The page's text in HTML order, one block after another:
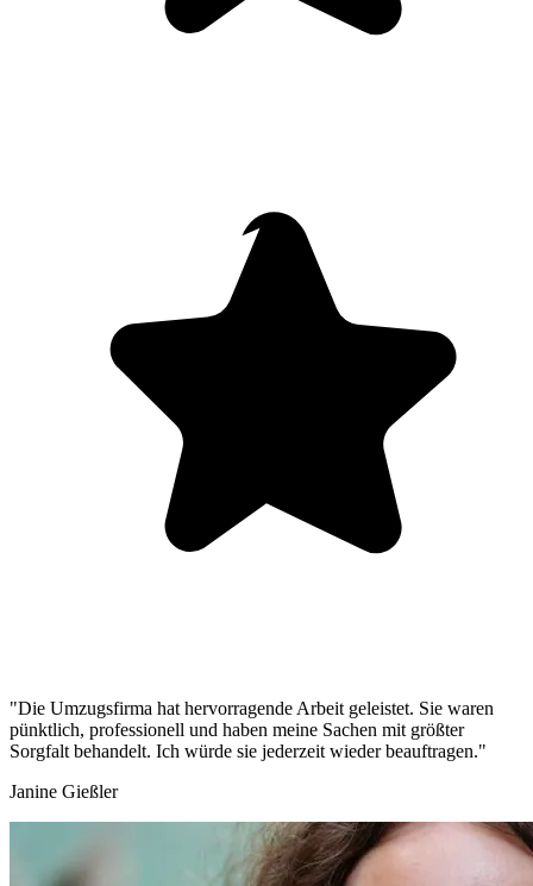
"Die Umzugsfirma hat hervorragende Arbeit geleistet. Sie waren
pünktlich, professionell und haben meine Sachen mit größter
Sorgfalt behandelt. Ich würde sie jederzeit wieder beauftragen."
Janine Gießler